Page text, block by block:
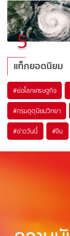
5
แท็กยอดนิยม
#ย่อโลกเศรษฐกิจ
#กรมอุตุนิยมวิทยา
#ข่าววันนี้ #จีน